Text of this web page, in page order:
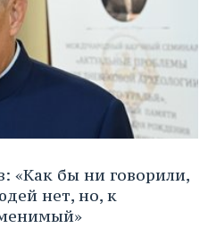
«Как бы ни говорили,
нет, но, к